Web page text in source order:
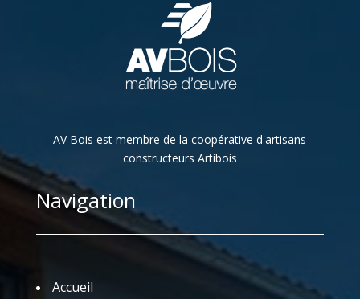
AV Bois est membre de la coopérative d'artisans
constructeurs Artibois
Navigation
Accueil